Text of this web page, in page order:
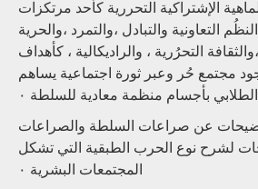
الإشتراكية التحررية كأحد مرتكزات
التعاونية والتبادل ،والتمرد ،والحرية
التحرُرية ، والراديكالية ، كأهداف
مجتمع حُر وعبر ثورة اجتماعية يساهم
بأجسام منظمة معادية للسلطة ٠
عن صراعات السلطة والصراعات
لشرح نوع الحرب الطبقية التي تشكل
المجتمعات البشرية ٠